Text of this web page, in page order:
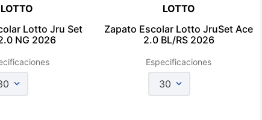
LOTTO
Lotto Jru Set
NG 2026
LOTTO
Zapato Escolar Lotto JruSet Ace
2.0 BL/RS 2026
Especificaciones
30